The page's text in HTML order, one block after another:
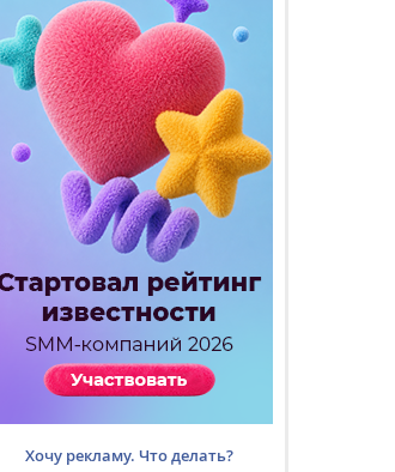
Хочу рекламу. Что делать?